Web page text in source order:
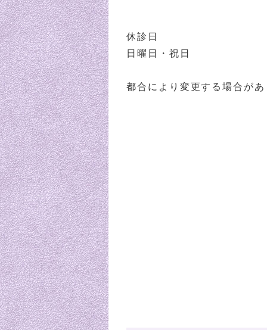
休診日
日曜日・祝日
都合により変更する場合が